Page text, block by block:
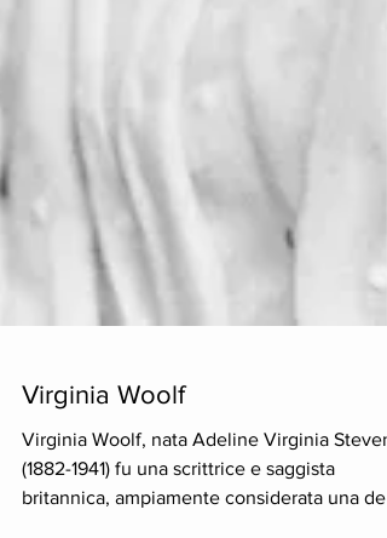
Virginia Woolf
Virginia Woolf, nata Adeline Virginia Steven,
(1882-1941) fu una scrittrice e saggista